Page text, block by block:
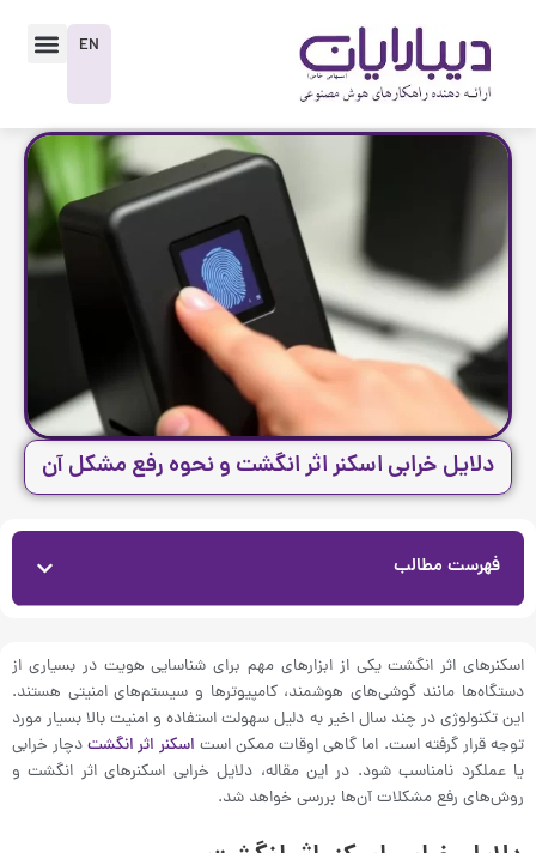
EN
دلایل خرابی اسکنر اثر انگشت و نحوه رفع مشکل آن
فهرست مطالب
اسکنرهای اثر انگشت یکی از ابزارهای مهم برای شناسایی هویت در بسیاری از
دستگاه‌ها مانند گوشی‌های هوشمند، کامپیوترها و سیستم‌های امنیتی هستند.
این تکنولوژی در چند سال اخیر به دلیل سهولت استفاده و امنیت بالا بسیار مورد
توجه قرار گرفته است. اما گاهی اوقات ممکن است اسکنر اثر انگشتدچار خرابی
یا عملکرد نامناسب شود. در این مقاله، دلایل خرابی اسکنرهای اثر انگشت و
روش‌های رفع مشکلات آن‌ها بررسی خواهد شد.